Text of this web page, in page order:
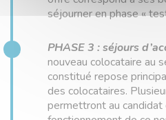
séjourner en phase «
PHASE 3 : séjours
nouveau colocataire au
constitué repose
des colocataires.
permettront au candidat